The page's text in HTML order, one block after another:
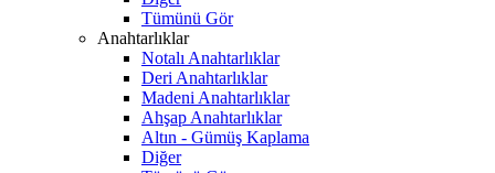
Tümünü Gör
Anahtarlıklar
Notalı Anahtarlıklar
Deri Anahtarlıklar
Madeni Anahtarlıklar
Ahşap Anahtarlıklar
Altın - Gümüş Kaplama
Diğer